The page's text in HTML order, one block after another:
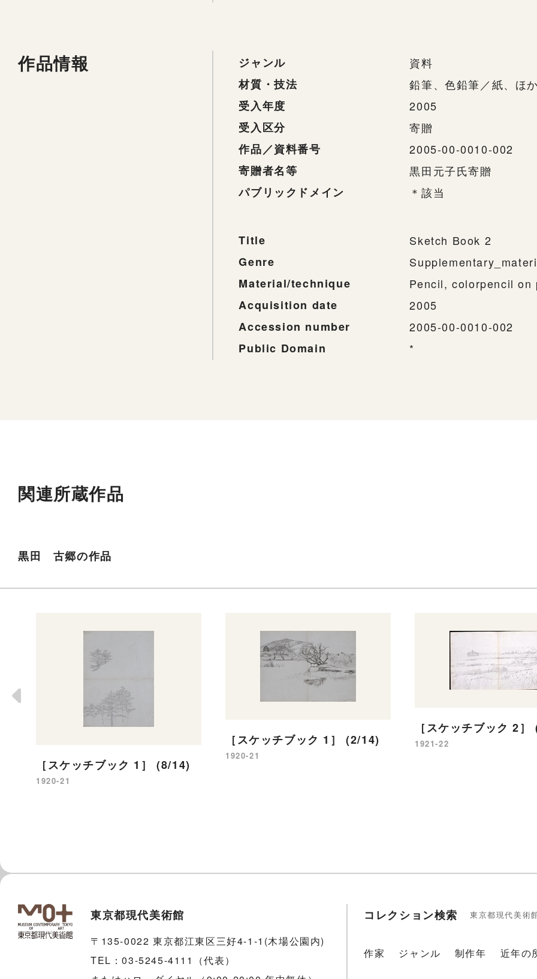
作品情報 ジャンル
資料
材質・技法
鉛筆、色鉛筆／紙、ほ
受入年度
2005
受入区分
寄贈
作品／資料番号
2005-00-0010-002
寄贈者名等
黒田元子氏寄贈
パブリックドメイン
＊該当
Title
Sketch Book 2
Genre
Material/technique
Pencil, colorpencil on
Acquisition date
2005
Accession number
2005-00-0010-002
Public Domain
*
関連所蔵作品
黒田 古郷の作品
［スケッチブック 1］ (8/14)
1920-21
［スケッチブック 1］ (2/14)
1920-21
［スケッチブック 2
1921-22
東京都現代美術館
〒135-0022 東京都江東区三好4-1-1(木場公園内)
TEL：03-5245-4111（代表）
コレクション検索 東京都現代美術
作家 ジャンル 制作年 近年の